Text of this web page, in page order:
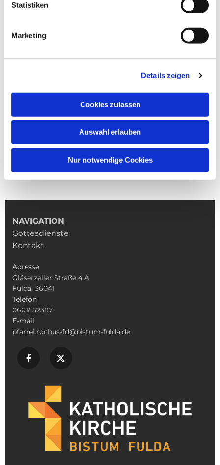
Statistiken
Marketing
Details zeigen
Cookies zulassen
Auswahl erlauben
Nur notwendige Cookies
NAVIGATION
Gottesdienste
Kontakt
Adresse
Gläserzeller Straße 4 A
Fulda, 36041
Telefon
0661/ 52387
E-mail
pfarrei.rochus-fd@bistum-fulda.de